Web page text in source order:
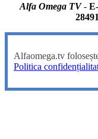
Alfa Omega TV-
Alfaomega.tv
Politica